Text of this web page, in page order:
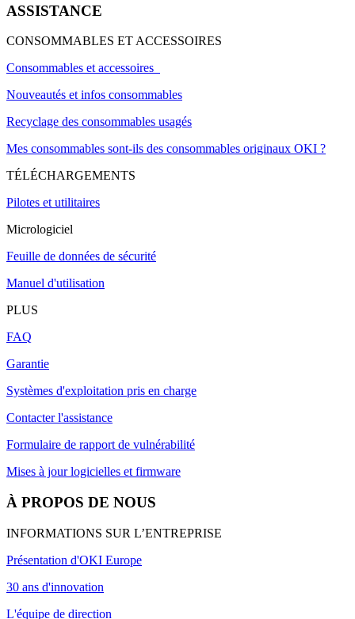
ASSISTANCE
CONSOMMABLES ET ACCESSOIRES
Consommables et accessoires
Nouveautés et infos consommables
Recyclage des consommables usagés
Mes consommables sont-ils des consommables originaux OKI ?
TÉLÉCHARGEMENTS
Pilotes et utilitaires
Micrologiciel
Feuille de données de sécurité
Manuel d'utilisation
PLUS
FAQ
Garantie
Systèmes d'exploitation pris en charge
Contacter l'assistance
Formulaire de rapport de vulnérabilité
Mises à jour logicielles et firmware
À PROPOS DE NOUS
INFORMATIONS SUR L’ENTREPRISE
Présentation d'OKI Europe
30 ans d'innovation
L'équipe de direction